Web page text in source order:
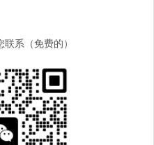
系（免费的）